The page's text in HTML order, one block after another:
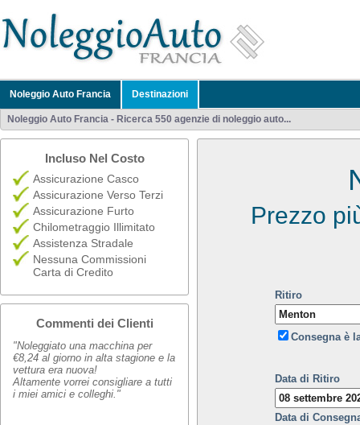
Noleggio Auto Francia Destinazioni
Noleggio Auto Francia - Ricerca 550 agenzie di noleggio auto...
Incluso Nel Costo
Assicurazione Casco
Assicurazione Verso Terzi
Assicurazione Furto
Chilometraggio Illimitato
Assistenza Stradale
Nessuna Commissioni
Carta di Credito
Commenti dei Clienti
"Noleggiato una macchina per
€8,24 al giorno in alta stagione e la
vettura era nuova!
Altamente vorrei consigliare a tutti
i miei amici e colleghi."
Prezzo
Ritiro
Consegna è
Data di Ritiro
Data di